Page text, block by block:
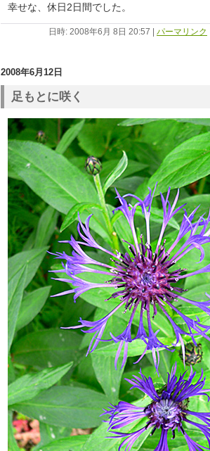
幸せな、休日2日間でした。
日時: 2008年6月 8日 20:57 | パーマリンク
2008年6月12日
足もとに咲く